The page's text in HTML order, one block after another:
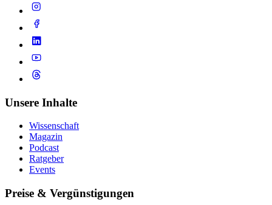
Unsere Inhalte
Wissenschaft
Magazin
Podcast
Ratgeber
Events
Preise & Vergünstigungen